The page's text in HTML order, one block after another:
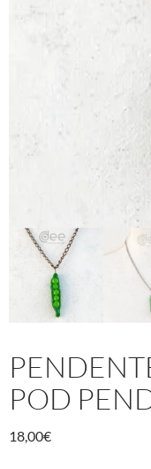
POD
18,00€